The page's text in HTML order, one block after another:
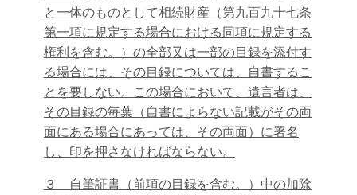
と一体のものとして相続財産（第九百九十七条
第一項に規定する場合における同項に規定する
権利を含む。）の全部又は一部の目録を添付す
る場合には、その目録については、自書するこ
とを要しない。この場合において、遺言者は、
その目録の毎葉（自書によらない記載がその両
面にある場合にあっては、その両面）に署名
し、印を押さなければならない。
３ 自筆証書（前項の目録を含む。）中の加除